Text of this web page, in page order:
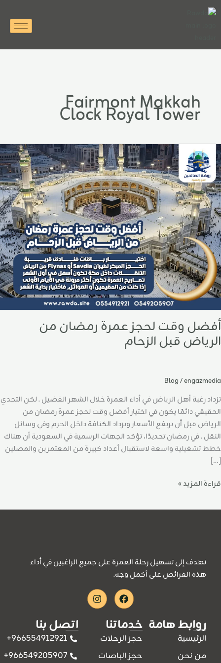
تخطي
إلى
Fairmont Makkah
Clock Royal Tower
أفضل وقت لحجز عمرة رمضان من
الرياض قبل الزحام
Blog/engazmedia
تزداد رغبة أهل الرياض في أداء العمرة خلال الشهر الفضيل . لكن التحدي
الحقيقي دائمًا يكون في اختيار أفضل وقت لحجز عمرة رمضان من
الرياض قبل أن ترتفع الأسعار وتزداد الكثافة داخل الحرم وفي وسائل
النقل . في رمضان تحديدًا، تؤكد الجهات الرسمية في السعودية أن هناك
خطط تشغيلية واسعة لاستقبال أعداد كبيرة من المعتمرين والمصلين
[…]
أفضل
وقت
لحجز
عمرة
رمضان
من
الرياض
قبل
الزحام
قراءة المزيد »
نهدف إلى تسهيل رحلة العمرة على جميع الراغبين في أداء
هذه الفرائض على أكمل وجه.
Facebook
Instagram
روابط هامة
الرئيسية
من نحن
خدماتنا
حجز الرحلات
حجز الباصات
اتصل بنا
966554912921+
966549205907+